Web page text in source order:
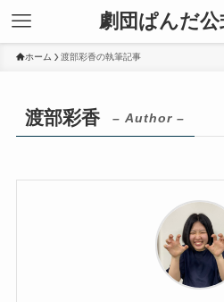
劇団ぱんだ公
ホーム 渡部彩香の執筆記事
渡部彩香 – Author –